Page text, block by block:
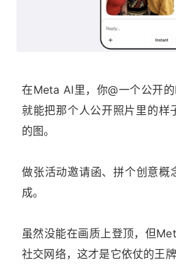
在Meta AI里，你@一个公开
就能把那个人公开照片里的样
的图。
做张活动邀请函、拼个创意概
成。
虽然没能在画质上登顶，但
社交网络，这才是它依仗的王牌